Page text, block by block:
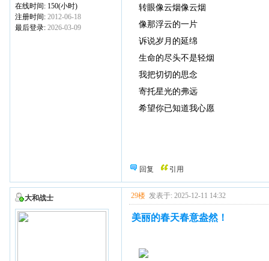
在线时间: 150(小时)
注册时间: 2012-06-18
最后登录: 2026-03-09
转眼像云烟像云烟
像那浮云的一片
诉说岁月的延绵
生命的尽头不是轻烟
我把切切的思念
寄托星光的弗远
希望你已知道我心愿
回复 引用
大和战士 29楼 发表于: 2025-12-11 14:32
美丽的春天春意盎然！